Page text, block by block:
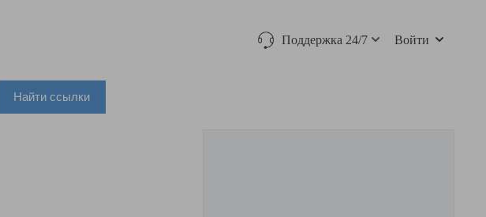
Поддержка 24/7 Войти
Найти ссылки